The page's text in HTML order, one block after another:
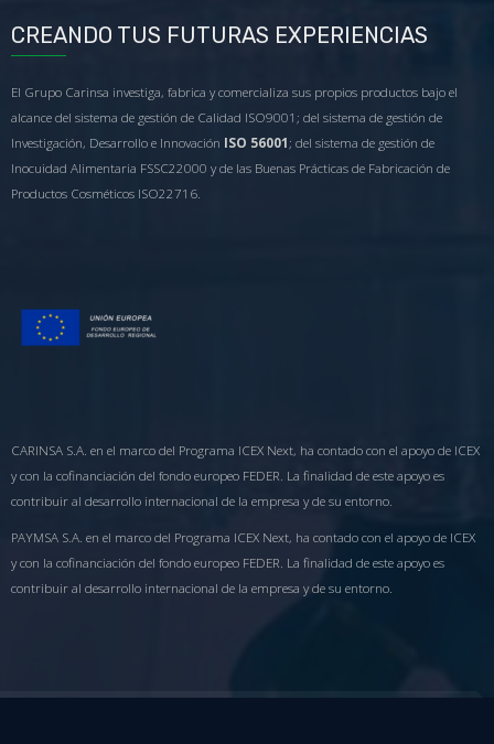
CREANDO TUS FUTURAS EXPERIENCIAS
El Grupo Carinsa investiga, fabrica y comercializa sus propios productos bajo el
alcance del sistema de gestión de Calidad ISO9001; del sistema de gestión de
Investigación, Desarrollo e Innovación ISO 56001 ; del sistema de gestión de
Inocuidad Alimentaria FSSC22000 y de las Buenas Prácticas de Fabricación de
Productos Cosméticos ISO22716.
CARINSA S.A. en el marco del Programa ICEX Next, ha contado con el apoyo de ICEX
y con la cofinanciación del fondo europeo FEDER. La finalidad de este apoyo es
contribuir al desarrollo internacional de la empresa y de su entorno.
PAYMSA S.A. en el marco del Programa ICEX Next, ha contado con el apoyo de ICEX
y con la cofinanciación del fondo europeo FEDER. La finalidad de este apoyo es
contribuir al desarrollo internacional de la empresa y de su entorno.